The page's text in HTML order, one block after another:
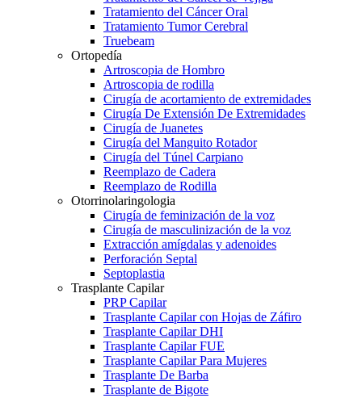
Tratamiento del Cáncer Oral
Tratamiento Tumor Cerebral
Truebeam
Ortopedía
Artroscopia de Hombro
Artroscopia de rodilla
Cirugía de acortamiento de extremidades
Cirugía De Extensión De Extremidades
Cirugía de Juanetes
Cirugía del Manguito Rotador
Cirugía del Túnel Carpiano
Reemplazo de Cadera
Reemplazo de Rodilla
Otorrinolaringologia
Cirugía de feminización de la voz
Cirugía de masculinización de la voz
Extracción amígdalas y adenoides
Perforación Septal
Septoplastia
Trasplante Capilar
PRP Capilar
Trasplante Capilar con Hojas de Záfiro
Trasplante Capilar DHI
Trasplante Capilar FUE
Trasplante Capilar Para Mujeres
Trasplante De Barba
Trasplante de Bigote